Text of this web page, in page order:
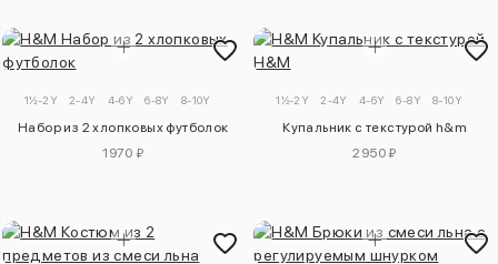
1½-2Y 2-4Y 4-6Y 6-8Y 8-10Y
Набор из 2 хлопковых футболок
1970 ₽
1½-2Y 2-4Y 4-6Y 6-8Y 8-10Y
Купальник с текстурой h&m
2950 ₽